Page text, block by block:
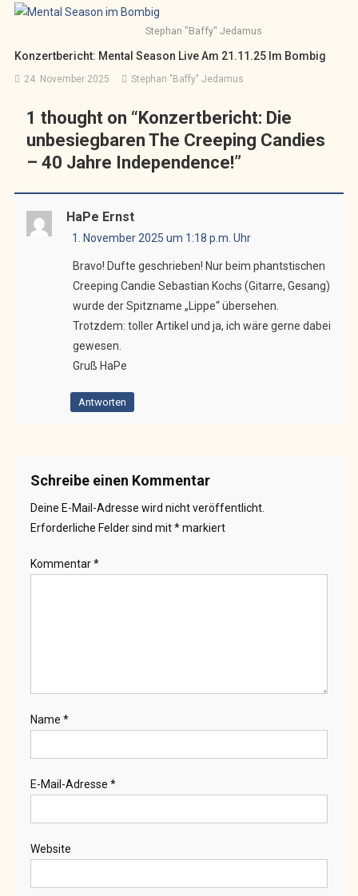
Stephan "Baffy" Jedamus
Konzertbericht: Mental Season Live Am 21.11.25 Im Bombig
24. November 2025 Stephan "Baffy" Jedamus
1 thought on “ Konzertbericht: Die
unbesiegbaren The Creeping Candies
– 40 Jahre Independence!”
HaPe Ernst
1. November 2025 um 1:18 p.m. Uhr
Bravo! Dufte geschrieben! Nur beim phantstischen
Creeping Candie Sebastian Kochs (Gitarre, Gesang)
wurde der Spitzname „Lippe“ übersehen.
Trotzdem: toller Artikel und ja, ich wäre gerne dabei
gewesen.
Gruß HaPe
Antworten
Schreibe einen Kommentar
Deine E-Mail-Adresse wird nicht veröffentlicht.
Erforderliche Felder sind mit*markiert
Kommentar*
Name *
E-Mail-Adresse *
Website